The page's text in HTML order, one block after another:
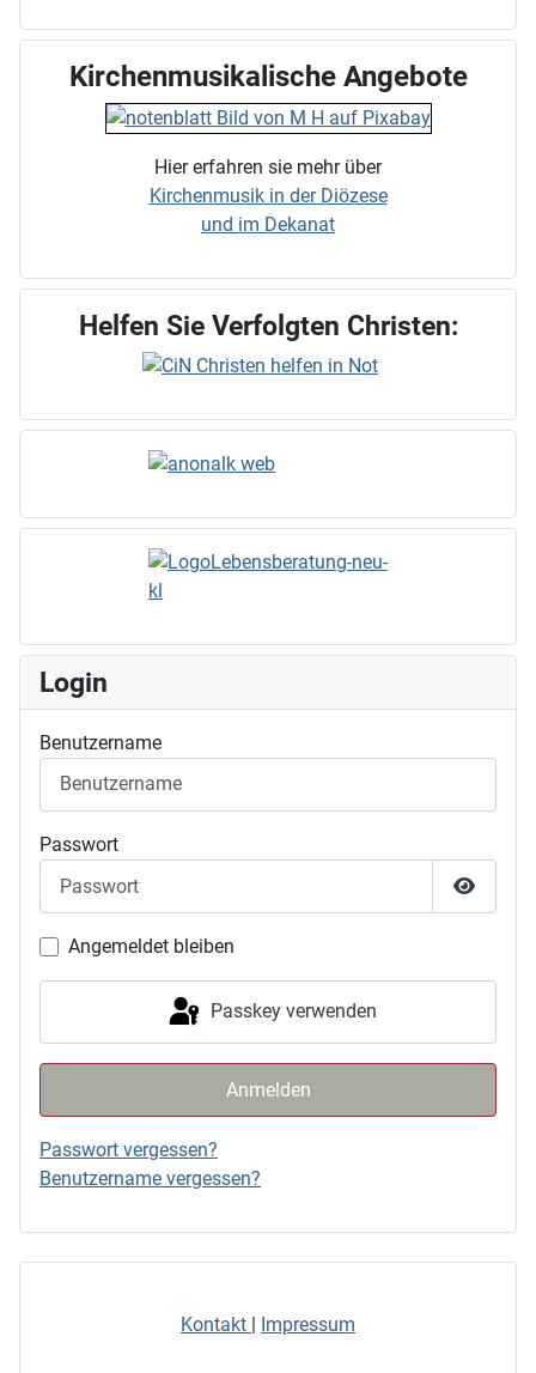
Kirchenmusikalische Angebote
Hier erfahren sie mehr über
Kirchenmusik in der Diözese
und im Dekanat
Helfen Sie Verfolgten Christen:
Login
Benutzername
Passwort
Angemeldet bleiben
Passkey verwenden
Anmelden
Passwort vergessen?
Benutzername vergessen?
Kontakt Impressum